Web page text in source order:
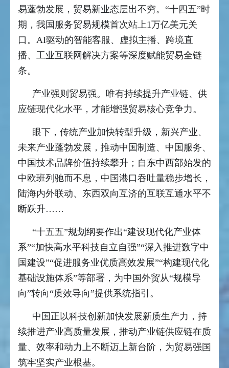
易蓬勃发展，贸易新业态层出不穷。“十四五”时
期，我国服务贸易规模首次站上1万亿美元关
口。AI驱动的智能客服、虚拟主播、跨境直
播、工业互联网解决方案等深度赋能贸易全链
条。
产业强则贸易强。唯有持续提升产业链、供
应链现代化水平，才能增强贸易核心竞争力。
眼下，传统产业加快转型升级，新兴产业、
未来产业蓬勃发展，推动中国制造、中国服务、
中国技术品牌价值持续攀升；自东中西部始发的
中欧班列驰而不息，中国港口吞吐量稳步增长，
陆海内外联动、东西双向互济的互联互通水平不
断跃升……
“十五五”规划纲要作出“建设现代化产业体
系”“加快高水平科技自立自强”“深入推进数字中
国建设”“促进服务业优质高效发展”“构建现代化
基础设施体系”等部署，为中国外贸从“规模导
向”转向“质效导向”提供系统指引。
中国正以科技创新加快发展新质生产力，持
续推进产业高质量发展，推动产业链供应链在质
量、效率和动力上不断迈上新台阶，为贸易强国
筑牢坚实产业根基。